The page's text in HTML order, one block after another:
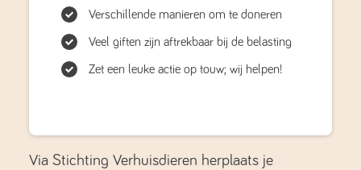
Verschillende manieren om te doneren
Veel giften zijn aftrekbaar bij de belasting
Zet een leuke actie op touw; wij helpen!
Via Stichting Verhuisdieren herplaats je